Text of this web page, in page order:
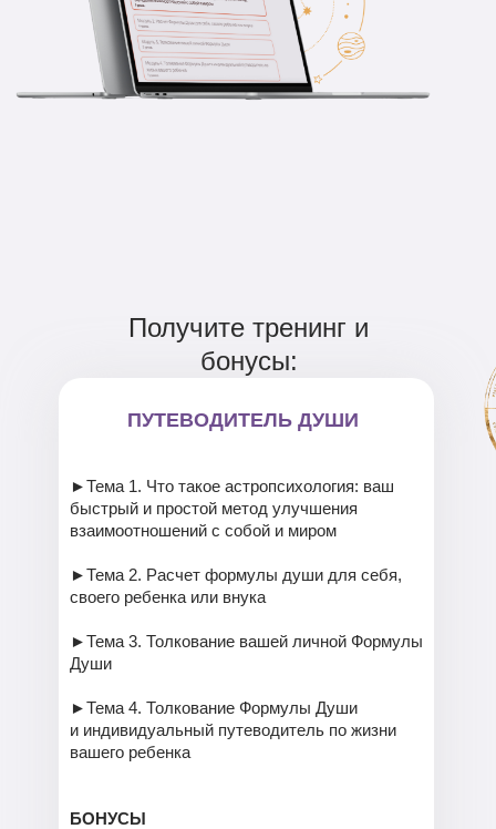
►Тема 1. Что такое астропсихология: ваш
быстрый и простой метод улучшения
взаимоотношений с собой и миром
►Тема 2. Расчет формулы души для себя,
своего ребенка или внука
►Тема 3. Толкование вашей личной Формулы
Души
►Тема 4. Толкование Формулы Души
и индивидуальный путеводитель по жизни
вашего ребенка
БОНУСЫ
Получите тренинг и
бонусы:
ПУТЕВОДИТЕЛЬ ДУШИ